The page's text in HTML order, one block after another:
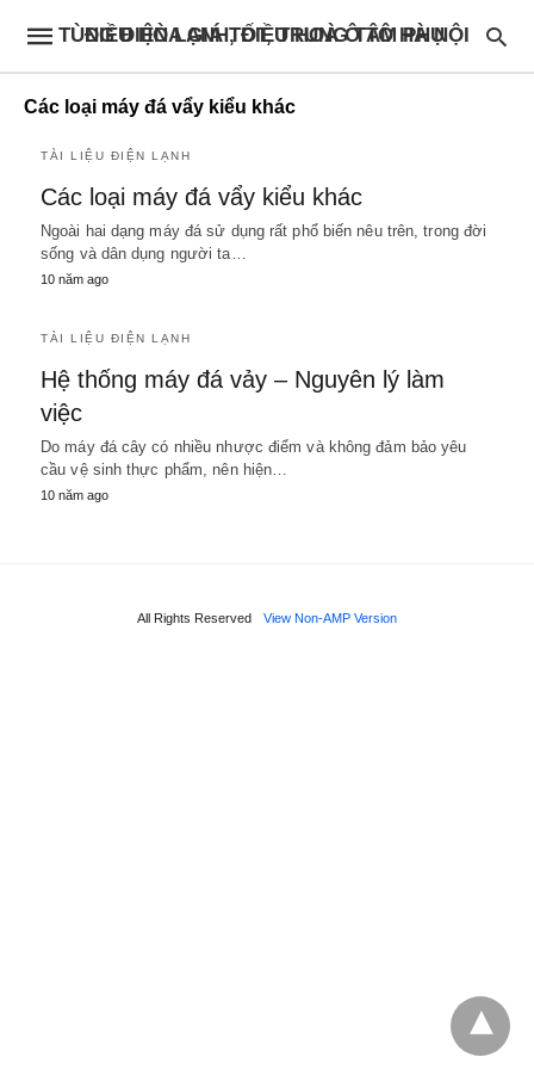
ĐIỀU HÒA GIÁ TỐT, TRUNG TÂM PHỤ TÙNG ĐIỆN LẠNH, ĐIỀU HOÀ Ô TÔ HÀ NỘI
Các loại máy đá vẩy kiểu khác
TÀI LIỆU ĐIỆN LẠNH
Các loại máy đá vẩy kiểu khác
Ngoài hai dạng máy đá sử dụng rất phổ biến nêu trên, trong đời
sống và dân dụng người ta…
10 năm ago
TÀI LIỆU ĐIỆN LẠNH
Hệ thống máy đá vảy – Nguyên lý làm
việc
Do máy đá cây có nhiều nhược điểm và không đảm bảo yêu
cầu vệ sinh thực phẩm, nên hiện…
10 năm ago
All Rights Reserved View Non-AMP Version